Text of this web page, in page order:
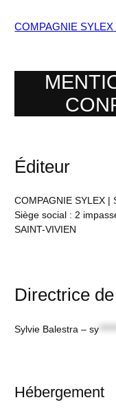
auCOMPAGNIE
Éditeur
COMPAGNIE SYLEX |
Siège social : 2
SAINT-VIVIEN
Directrice
Sylvie Balestra –sy
Hébergement